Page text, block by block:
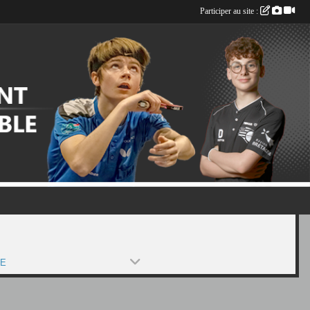
Participer au site :